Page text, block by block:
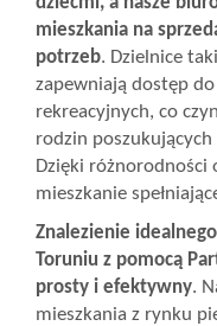
mieszkania na
potrzeb. Dzielnice
zapewniają dostęp
rekreacyjnych, co
rodzin
Dzięki różnorodności
mieszkanie
Znalezienie
Toruniu z pomocą
prosty i efektywny.
mieszkania z rynku